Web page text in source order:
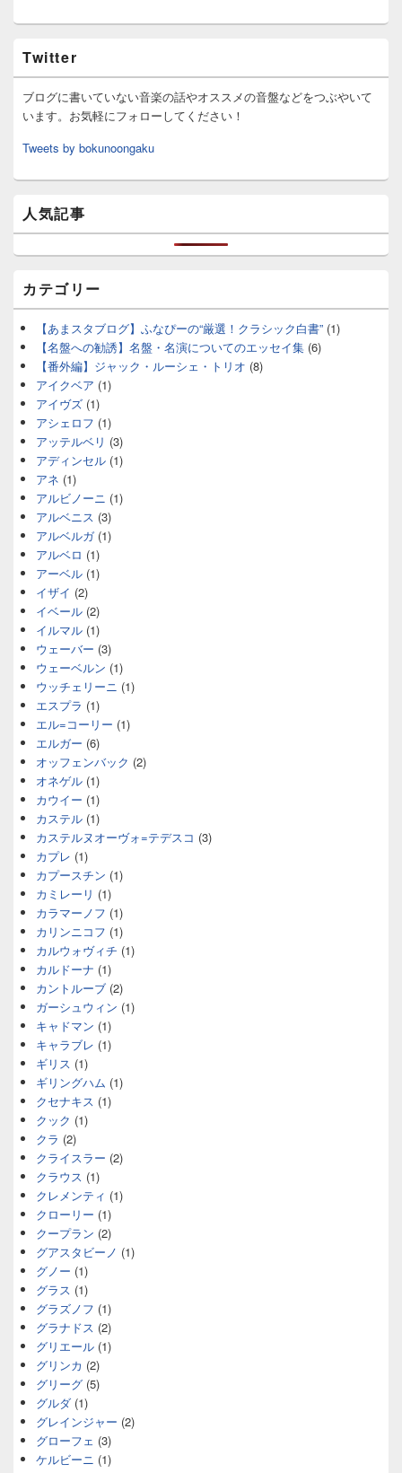
Twitter
ブログに書いていない音楽の話やオススメの音盤などをつぶやいて
います。お気軽にフォローしてください！
Tweets by bokunoongaku
人気記事
カテゴリー
【あまスタブログ】ふなぴーの“厳選！クラシック白書” (1)
【名盤への勧誘】名盤・名演についてのエッセイ集 (6)
【番外編】ジャック・ルーシェ・トリオ (8)
アイクベア (1)
アイヴズ (1)
アシェロフ (1)
アッテルベリ (3)
アディンセル (1)
アネ (1)
アルビノーニ (1)
アルベニス (3)
アルベルガ(1)
アルベロ (1)
アーベル (1)
イザイ (2)
イベール (2)
イルマル (1)
ウェーバー (3)
ウェーベルン (1)
ウッチェリーニ (1)
エスプラ (1)
エル=コーリー (1)
エルガー (6)
オッフェンバック (2)
オネゲル (1)
カウイー (1)
カステル (1)
カステルヌオーヴォ=テデスコ (3)
カプレ (1)
カプースチン (1)
カミレーリ (1)
カラマーノフ (1)
カリンニコフ (1)
カルウォヴィチ (1)
カルドーナ (1)
カントルーブ (2)
ガーシュウィン (1)
キャドマン (1)
キャラブレ (1)
ギリス (1)
ギリングハム (1)
クセナキス (1)
クック (1)
クラ (2)
クライスラー (2)
クラウス (1)
クレメンティ (1)
クローリー (1)
クープラン (2)
グアスタビーノ (1)
グノー (1)
グラス (1)
グラズノフ (1)
グラナドス (2)
グリエール (1)
グリンカ (2)
グリーグ (5)
グルダ (1)
グレインジャー (2)
グローフェ (3)
ケルビーニ (1)